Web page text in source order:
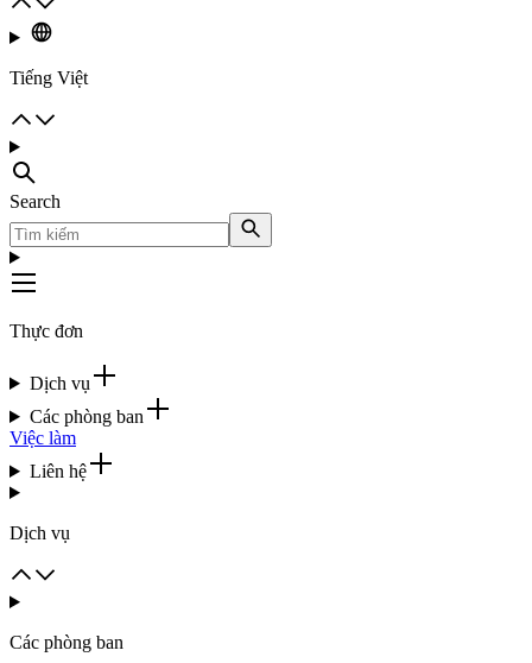
Tiếng Việt
Search
Thực đơn
Dịch vụ
Các phòng ban
Việc làm
Liên hệ
Dịch vụ
Các phòng ban